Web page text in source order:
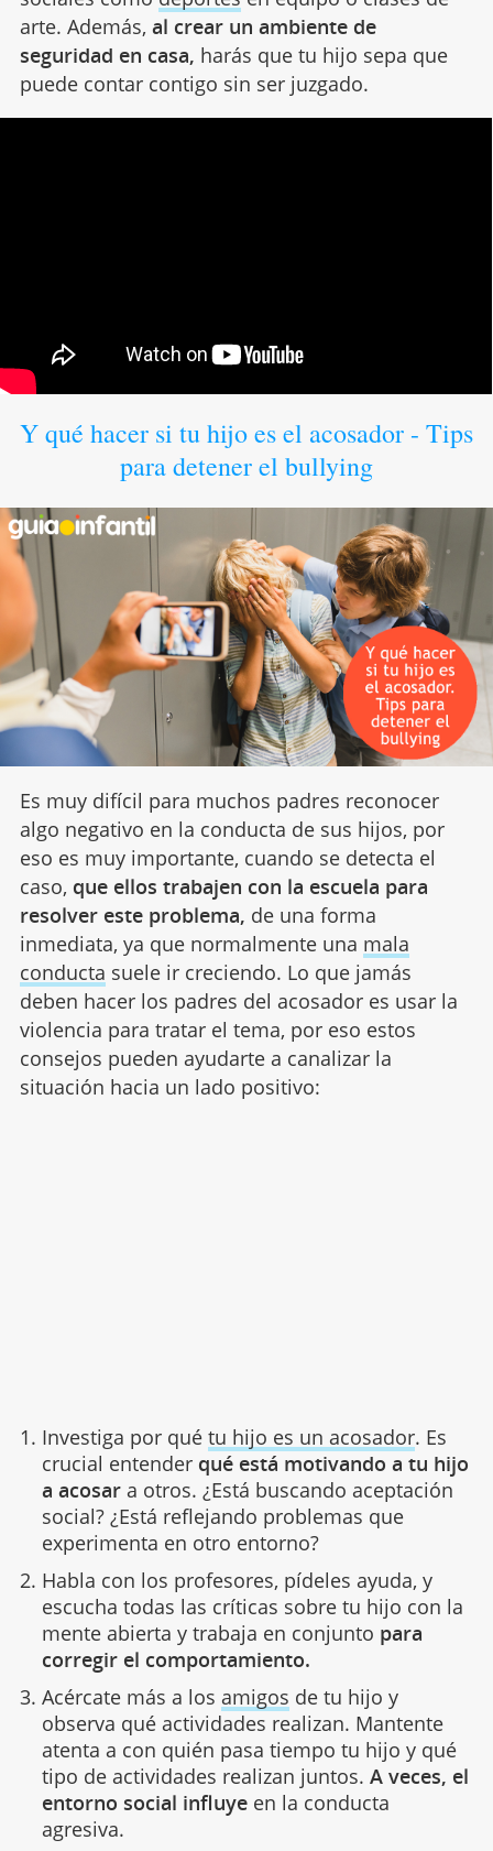
arte. Además, al crear un ambiente de
seguridad en casa, harás que tu hijo sepa que
puede contar contigo sin ser juzgado.
Y qué hacer si tu hijo es el acosador - Tips
para detener el bullying
Es muy difícil para muchos padres reconocer
algo negativo en la conducta de sus hijos, por
eso es muy importante, cuando se detecta el
caso, que ellos trabajen con la escuela para
resolver este problema, de una forma
inmediata, ya que normalmente una mala
conducta suele ir creciendo. Lo que jamás
deben hacer los padres del acosador es usar la
violencia para tratar el tema, por eso estos
consejos pueden ayudarte a canalizar la
situación hacia un lado positivo:
Investiga por qué tu hijo es un acosador. Es
crucial entender qué está motivando a tu hijo
a acosara otros. ¿Está buscando aceptación
social? ¿Está reflejando problemas que
experimenta en otro entorno?
Habla con los profesores, pídeles ayuda, y
escucha todas las críticas sobre tu hijo con la
mente abierta y trabaja en conjunto para
corregir el comportamiento.
Acércate más a los amigos de tu hijo y
observa qué actividades realizan. Mantente
atenta a con quién pasa tiempo tu hijo y qué
tipo de actividades realizan juntos. A veces, el
entorno social influyeen la conducta
agresiva.